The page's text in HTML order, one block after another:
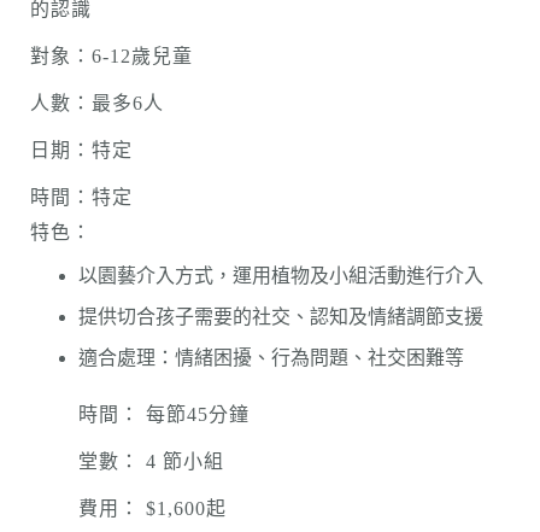
的認識
對象：6-12歲兒童
人數：最多6人
日期：特定
時間：特定
特色：
以園藝介入方式，運用植物及小組活動進行介入
提供切合孩子需要的社交、認知及情緒調節支援
適合處理：情緒困擾、行為問題、社交困難等
時間： 每節45分鐘
堂數： 4 節小組
費用： $1,600起